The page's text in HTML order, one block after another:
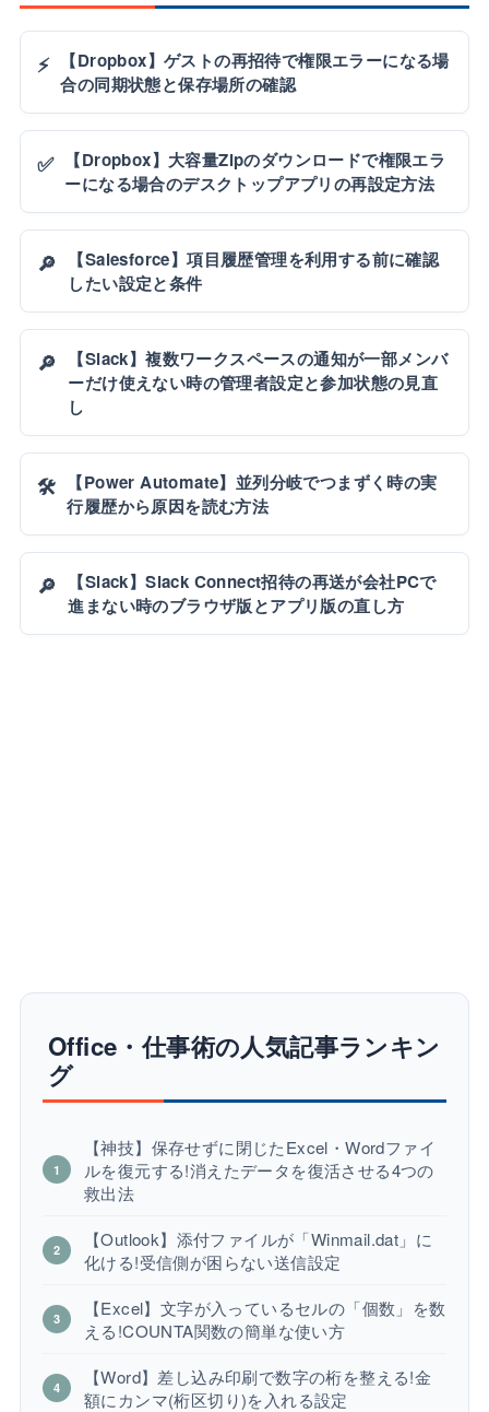
⚡
【Dropbox】ゲストの再招待で権限エラーになる場
合の同期状態と保存場所の確認
✅
【Dropbox】大容量Zipのダウンロードで権限エラ
ーになる場合のデスクトップアプリの再設定方法
🔎
【Salesforce】項目履歴管理を利用する前に確認
したい設定と条件
🔎
【Slack】複数ワークスペースの通知が一部メンバ
ーだけ使えない時の管理者設定と参加状態の見直
し
🛠️
【Power Automate】並列分岐でつまずく時の実
行履歴から原因を読む方法
🔎
【Slack】Slack Connect招待の再送が会社PCで
進まない時のブラウザ版とアプリ版の直し方
Office・仕事術の人気記事ランキン
グ
【神技】保存せずに閉じたExcel・Wordファイ
ルを復元する!消えたデータを復活させる4つの
救出法
【Outlook】添付ファイルが「Winmail.dat」に
化ける!受信側が困らない送信設定
【Excel】文字が入っているセルの「個数」を数
える!COUNTA関数の簡単な使い方
【Word】差し込み印刷で数字の桁を整える!金
額にカンマ(桁区切り)を入れる設定